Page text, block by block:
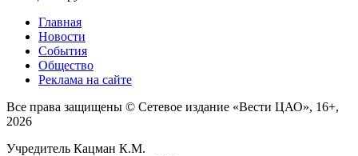
Главная
Новости
События
Общество
Реклама на сайте
Все права защищены © Сетевое издание «Вести ЦАО», 16+,
2026
Учредитель Кацман К.М.